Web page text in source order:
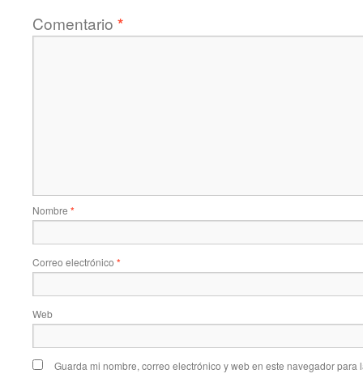
Comentario *
Nombre *
Correo electrónico *
Web
Guarda mi nombre, correo electrónico y web en este navegador para